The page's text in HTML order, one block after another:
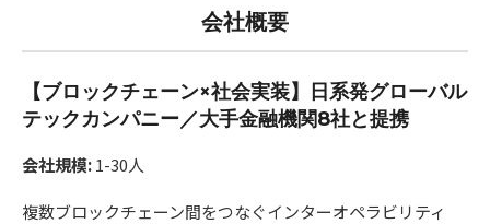
会社概要
【ブロックチェーン×社会実装】日系発グローバル
テックカンパニー／大手金融機関8社と提携
会社規模:1-30人
複数ブロックチェーン間をつなぐインターオペラビリティ